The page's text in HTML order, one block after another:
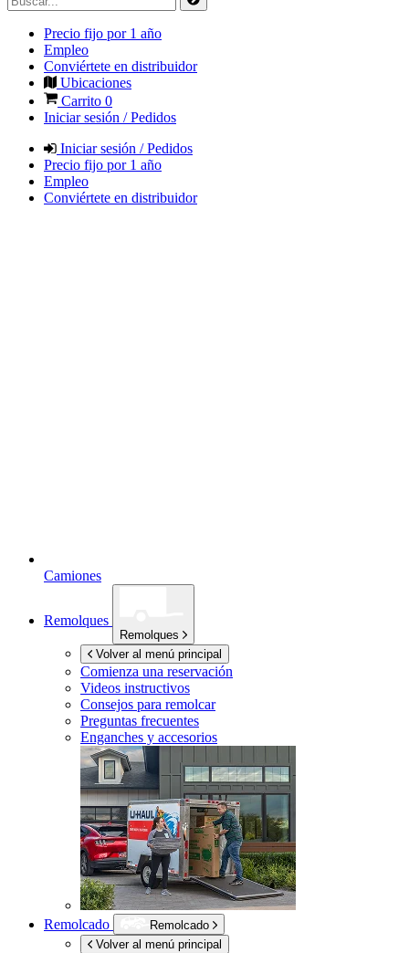
Precio fijo por 1 año
Empleo
Conviértete en distribuidor
Ubicaciones
Carrito 0
Iniciar sesión / Pedidos
Iniciar sesión / Pedidos
Precio fijo por 1 año
Empleo
Conviértete en distribuidor
Camiones
Remolques
Remolques
Volver al menú principal
Comienza una reservación
Videos instructivos
Consejos para remolcar
Preguntas frecuentes
Enganches y accesorios
Remolcado
Remolcado
Volver al menú principal